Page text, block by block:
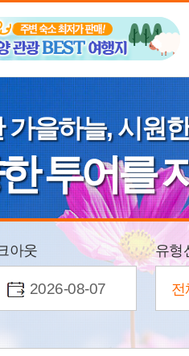
가을하늘, 시원
투어를
아웃
2026-08-07
유형
전